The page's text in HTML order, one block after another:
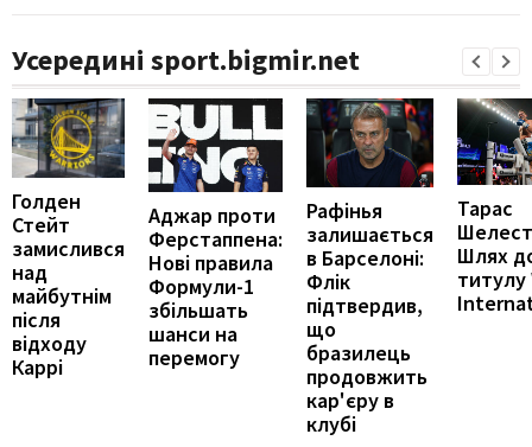
Усередині sport.bigmir.net
Голден
Стейт
замислився
над
майбутнім
після
відходу
Каррі
Аджар проти
Ферстаппена:
Нові правила
Формули-1
збільшать
шанси на
перемогу
Рафінья
залишається
в Барселоні:
Флік
підтвердив,
що
бразилець
продовжить
кар'єру в
клубі
Тарас
Шлях
титулу